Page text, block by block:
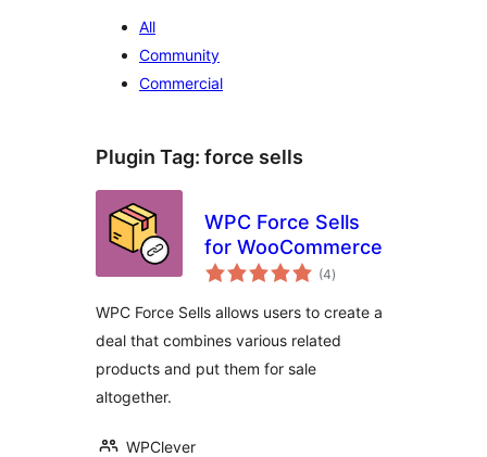
All
Community
Commercial
Plugin Tag: force sells
WPC Force Sells
for WooCommerce
(4total
ratings
)
WPC Force Sells allows users to create a
deal that combines various related
products and put them for sale
altogether.
WPClever